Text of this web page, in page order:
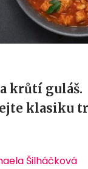
krůtí guláš.
klasiku
Šilháčková